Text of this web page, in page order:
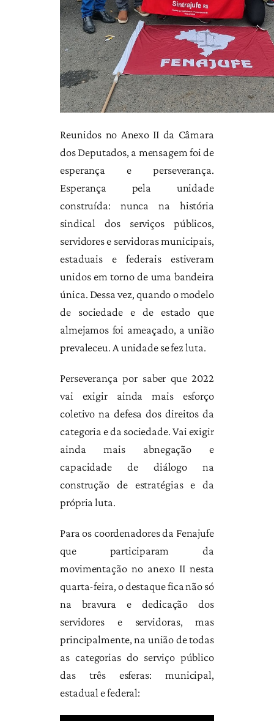
Reunidos no Anexo II da Câmara
dos Deputados, a mensagem foi de
esperança e perseverança.
Esperança pela unidade
construída: nunca na história
sindical dos serviços públicos,
servidores e servidoras municipais,
estaduais e federais estiveram
unidos em torno de uma bandeira
única. Dessa vez, quando o modelo
de sociedade e de estado que
almejamos foi ameaçado, a união
prevaleceu. A unidade se fez luta.
Perseverança por saber que 2022
vai exigir ainda mais esforço
coletivo na defesa dos direitos da
categoria e da sociedade. Vai exigir
ainda mais abnegação e
capacidade de diálogo na
construção de estratégias e da
própria luta.
Para os coordenadores da Fenajufe
que participaram da
movimentação no anexo II nesta
quarta-feira, o destaque fica não só
na bravura e dedicação dos
servidores e servidoras, mas
principalmente, na união de todas
as categorias do serviço público
das três esferas: municipal,
estadual e federal: